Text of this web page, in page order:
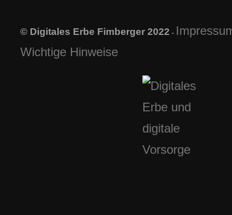
© Digitales Erbe Fimberger 2022 -
Wichtige Hinweise